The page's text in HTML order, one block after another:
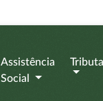
Assistência
Social